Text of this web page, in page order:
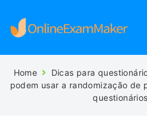
Home Dicas para
podem usar a randomização de